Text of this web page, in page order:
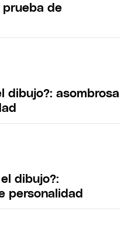
prueba de
dibujo?: asombrosa
dibujo?:
personalidad